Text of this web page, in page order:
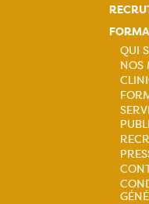
QUI
NOS